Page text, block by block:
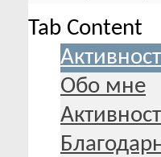
Tab Content
Обо мне